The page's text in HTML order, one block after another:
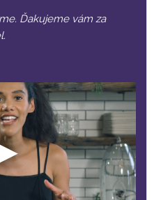
Ďakujeme vám za